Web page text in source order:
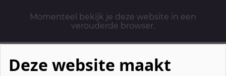
Momenteel bekijk je deze website in een
verouderde browser.
Deze website maakt